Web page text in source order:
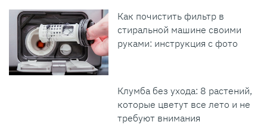
Как почистить фильтр в
стиральной машине своими
руками: инструкция с фото
Клумба без ухода: 8 растений,
которые цветут все лето и не
требуют внимания